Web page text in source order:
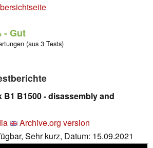
- Gut
(aus 3 Tests)
B1500 - disassembly and
Archive.org version
Sehr kurz, Datum: 15.09.2021